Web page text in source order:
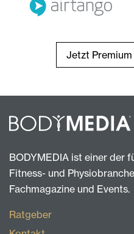
Jetzt
BODYMEDIA ist einer der
Fitness- und
Fachmagazine und Events.
Ratgeber